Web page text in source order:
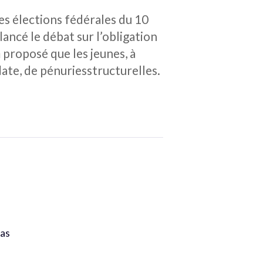
élections fédérales du 10
le débat sur l’obligation
que les jeunes, à
de pénuriesstructurelles.